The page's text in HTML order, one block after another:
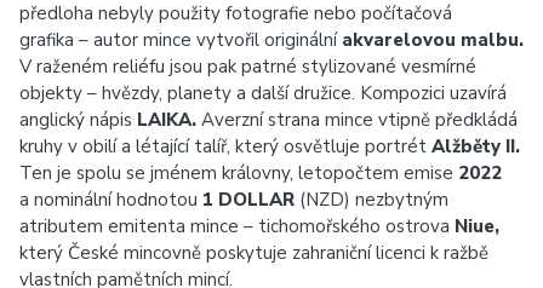
předloha nebyly použity fotografie nebo počítačová
grafika – autor mince vytvořil originální akvarelovou malbu.
V raženém reliéfu jsou pak patrné stylizované vesmírné
objekty – hvězdy, planety a další družice. Kompozici uzavírá
anglický nápis LAIKA. Averzní strana mince vtipně předkládá
kruhy v obilí a létající talíř, který osvětluje portrét Alžběty II.
Ten je spolu se jménem královny, letopočtem emise 2022
a nominální hodnotou 1 DOLLAR (NZD) nezbytným
atributem emitenta mince – tichomořského ostrova Niue,
který České mincovně poskytuje zahraniční licenci k ražbě
vlastních pamětních mincí.